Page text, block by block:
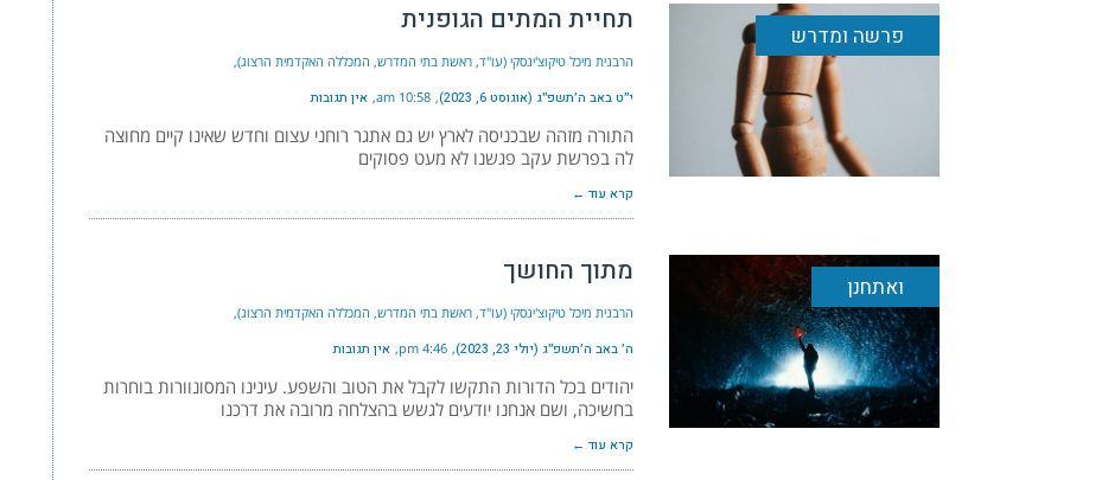
פרשה ומדרש תחיית המתים הגופנית
הרבנית מיכל טיקוצ'ינסקי (עו"ד, ראשת בתי המדרש, המכללה האקדמית הרצוג)
י״ט באב ה׳תשפ״ג (אוגוסט 6, 2023) 10:58 am אין תגובות
התורה מזהה שבכניסה לארץ יש גם אתגר רוחני עצום וחדש שאינו קיים מחוצה
לה בפרשת עקב פגשנו לא מעט פסוקים
קרא עוד ←
ואתחנן מתוך החושך
הרבנית מיכל טיקוצ'ינסקי (עו"ד, ראשת בתי המדרש, המכללה האקדמית הרצוג)
ה׳ באב ה׳תשפ״ג (יולי 23, 2023) 4:46 pm אין תגובות
יהודים בכל הדורות התקשו לקבל את הטוב והשפע. עינינו המסונוורות בוחרות
בחשיכה, ושם אנחנו יודעים לגשש בהצלחה מרובה את דרכנו
קרא עוד ←